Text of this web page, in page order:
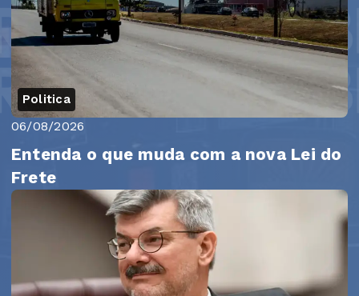
Politica
06/08/2026
Entenda o que muda com a nova Lei do
Frete